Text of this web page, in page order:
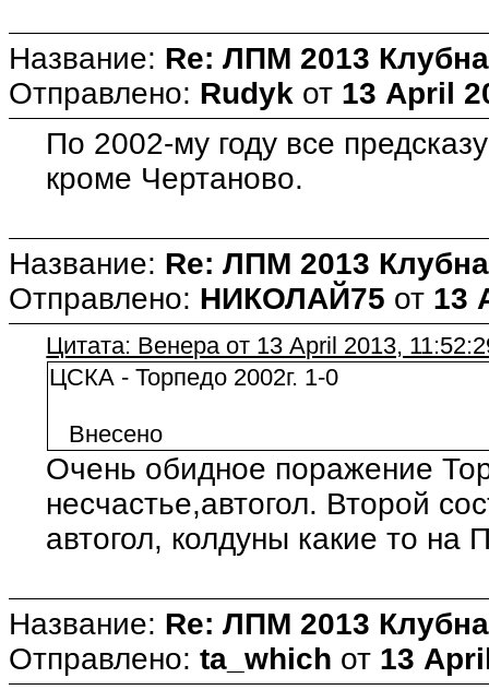
Название: Re: ЛПМ 2013
Отправлено: Rudyk от 13 April
По 2002-му году все
кроме Чертаново.
Название: Re: ЛПМ 2013
Отправлено: НИКОЛАЙ75 от 13
Цитата: Венера от 13 April 2013,
ЦСКА - Торпедо 2002г. 1-0
Внесено
Очень обидное поражение
несчастье,автогол. Второй
автогол, колдуны какие то на
Название: Re: ЛПМ 2013
Отправлено: ta_which от 13